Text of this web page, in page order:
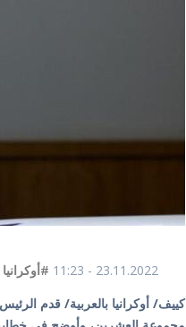
23.11.2022 - 11:23
كييف/ أوكرانيا بالعربية/ قدم